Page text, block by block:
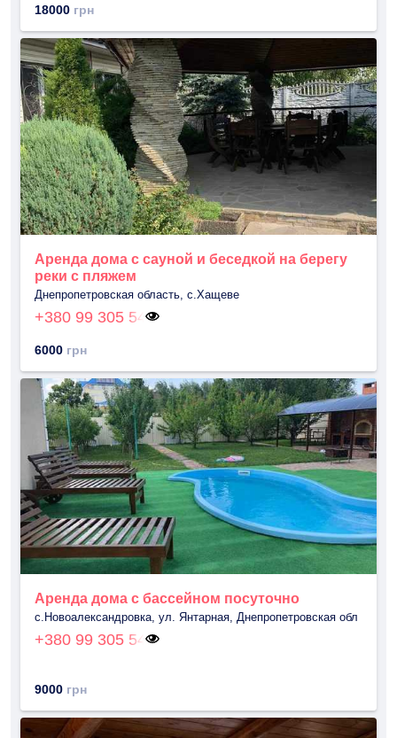
18000 грн
Аренда дома с сауной и беседкой на берегу
реки с пляжем
Днепропетровская область, с.Хащеве
+380 99 305 54
6000 грн
Аренда дома с бассейном посуточно
с.Новоалександровка, ул. Янтарная, Днепропетровская обл
+380 99 305 54
9000 грн